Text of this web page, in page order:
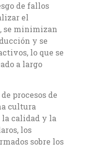
de fallos
el
se minimizan
y se
lo que se
a largo
procesos de
cultura
calidad y la
los
sobre los